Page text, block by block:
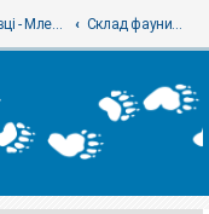
Ссавці - Млекопитающие Склад фауни, таксономія і номенклатура